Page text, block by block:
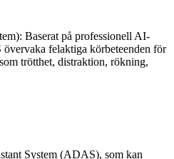
Baserat på professionell AI-
felaktiga körbeteenden för
trötthet, distraktion, rökning,
System (ADAS), som kan